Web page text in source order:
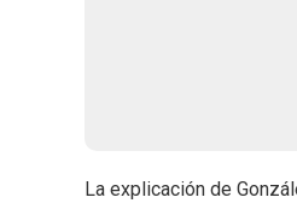
La explicación de